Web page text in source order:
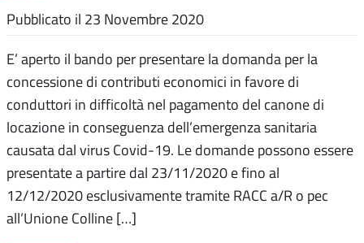
Pubblicato il 23 Novembre 2020
E’ aperto il bando per presentare la domanda per la
concessione di contributi economici in favore di
conduttori in difficoltà nel pagamento del canone di
locazione in conseguenza dell’emergenza sanitaria
causata dal virus Covid-19. Le domande possono essere
presentate a partire dal 23/11/2020 e fino al
12/12/2020 esclusivamente tramite RACC a/R o pec
all’Unione Colline […]